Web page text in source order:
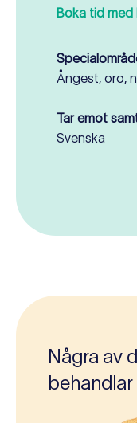
Boka tid med
Ångest, oro,
Tar emot
Svenska
Några av
behandlar